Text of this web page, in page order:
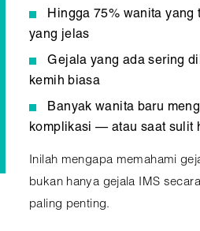
Hingga 75% wanita
yang jelas
Gejala yang ada sering
kemih biasa
Banyak wanita baru
komplikasi — atau saat sulit
Inilah mengapa memahami
bukan hanya gejala IMS
paling penting.